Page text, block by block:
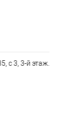
с 3, 3-й этаж.